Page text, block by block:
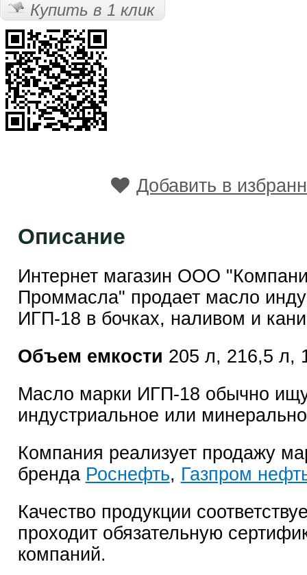
Купить в 1 клик
Добавить в
Описание
Интернет магазин ООО
Проммасла" продает масло
ИГП-18 в бочках, наливом и
Объем емкости 205 л, 216,5 л,
Масло марки ИГП-18 обычно
индустриальное или
Компания реализует продажу
бренда Роснефть, Газпром
Качество продукции
проходит обязательную
компаний.